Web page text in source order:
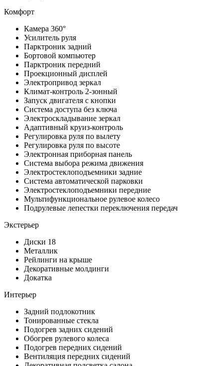
Комфорт
Камера 360°
Усилитель руля
Парктроник задний
Бортовой компьютер
Парктроник передний
Проекционный дисплей
Электропривод зеркал
Климат-контроль 2-зонный
Запуск двигателя с кнопки
Система доступа без ключа
Электроскладывание зеркал
Адаптивный круиз-контроль
Регулировка руля по вылету
Регулировка руля по высоте
Электронная приборная панель
Система выбора режима движения
Электростеклоподъемники задние
Система автоматической парковки
Электростеклоподъемники передние
Мультифункциональное рулевое колесо
Подрулевые лепестки переключения передач
Экстерьер
Диски 18
Металлик
Рейлинги на крыше
Декоративные молдинги
Докатка
Интерьер
Задний подлокотник
Тонированные стекла
Подогрев задних сидений
Обогрев рулевого колеса
Подогрев передних сидений
Вентиляция передних сидений